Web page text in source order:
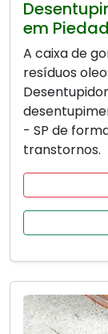
em
A caixa de
resíduos
- SP de
transtornos.